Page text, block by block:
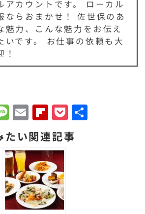
アカウントです。 ローカル
ならおまかせ！ 佐世保のあ
魅力、こんな魅力をお伝え
いです。 お仕事の依頼も大
！
M
e
s
s
a
g
e
E
m
a
il
F
li
p
b
o
a
r
P
o
c
たい関連記事